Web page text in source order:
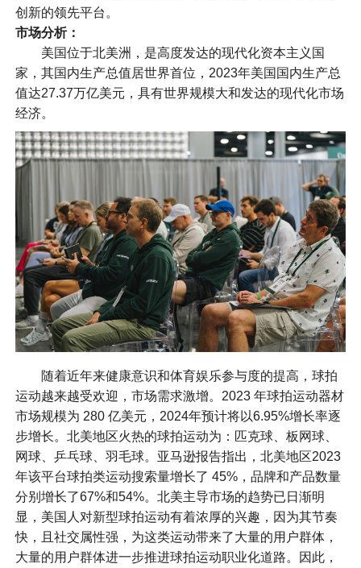
创新的领先平台。
市场分析：
美国位于北美洲，是高度发达的现代化资本主义国
家，其国内生产总值居世界首位，2023年美国国内生产总
值达27.37万亿美元，具有世界规模大和发达的现代化市场
经济。
随着近年来健康意识和体育娱乐参与度的提高，球拍
运动越来越受欢迎，市场需求激增。2023 年球拍运动器材
市场规模为 280 亿美元，2024年预计将以6.95%增长率逐
步增长。北美地区火热的球拍运动为：匹克球、板网球、
网球、乒乓球、羽毛球。亚马逊报告指出，北美地区2023
年该平台球拍类运动搜索量增长了 45%，品牌和产品数量
分别增长了67%和54%。北美主导市场的趋势已日渐明
显，美国人对新型球拍运动有着浓厚的兴趣，因为其节奏
快，且社交属性强，为这类运动带来了大量的用户群体，
大量的用户群体进一步推进球拍运动职业化道路。因此，